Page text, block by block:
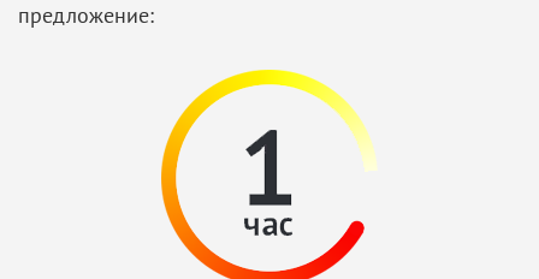
предложение: